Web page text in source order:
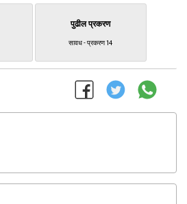
पुढील प्रकरण
सावध - प्रकरण 14